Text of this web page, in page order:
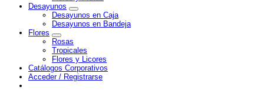
Desayunos
Desayunos en Caja
Desayunos en Bandeja
Flores
Rosas
Tropicales
Flores y Licores
Catálogos Corporativos
Acceder / Registrarse